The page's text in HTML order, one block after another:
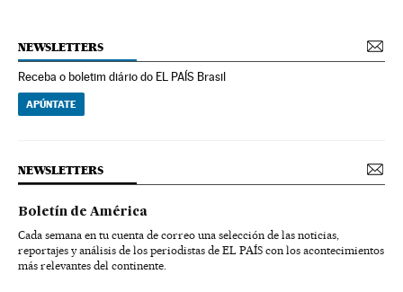
NEWSLETTERS
Receba o boletim diário do EL PAÍS Brasil
APÚNTATE
NEWSLETTERS
Boletín de América
Cada semana en tu cuenta de correo una selección de las noticias,
reportajes y análisis de los periodistas de EL PAÍS con los acontecimientos
más relevantes del continente.